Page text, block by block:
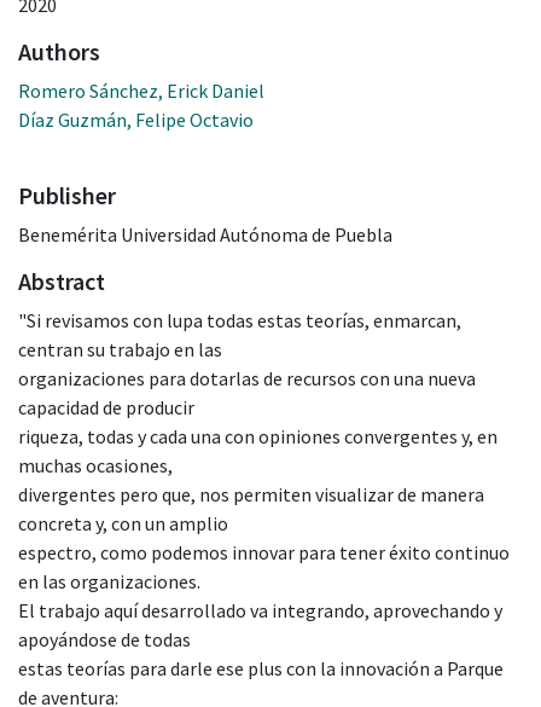
Authors
Romero Sánchez, Erick Daniel
Díaz Guzmán, Felipe Octavio
Publisher
Benemérita Universidad Autónoma de Puebla
Abstract
"Si revisamos con lupa todas estas teorías, enmarcan,
centran su trabajo en las
organizaciones para dotarlas de recursos con una nueva
capacidad de producir
riqueza, todas y cada una con opiniones convergentes y, en
muchas ocasiones,
divergentes pero que, nos permiten visualizar de manera
concreta y, con un amplio
espectro, como podemos innovar para tener éxito continuo
en las organizaciones.
El trabajo aquí desarrollado va integrando, aprovechando y
apoyándose de todas
estas teorías para darle ese plus con la innovación a Parque
de aventura: